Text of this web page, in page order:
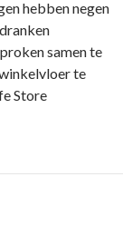
hebben negen
samen te
te
Store